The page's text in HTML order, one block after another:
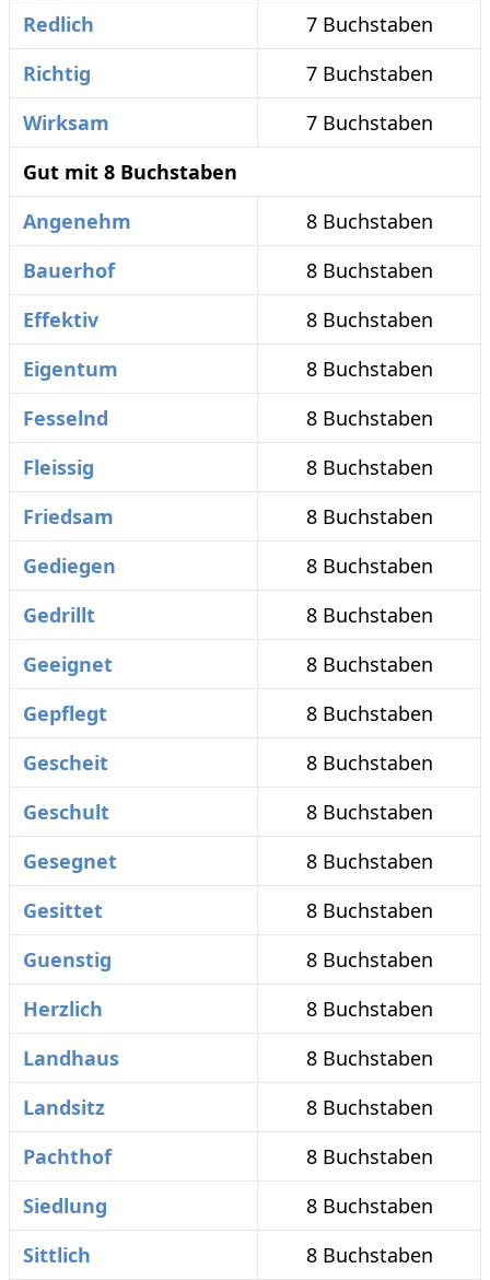
Redlich
7 Buchstaben
Richtig
7 Buchstaben
Wirksam
7 Buchstaben
Gut mit 8 Buchstaben
Angenehm
8 Buchstaben
Bauerhof
8 Buchstaben
Effektiv
8 Buchstaben
Eigentum
8 Buchstaben
Fesselnd
8 Buchstaben
Fleissig
8 Buchstaben
Friedsam
8 Buchstaben
Gediegen
8 Buchstaben
Gedrillt
8 Buchstaben
Geeignet
8 Buchstaben
Gepflegt
8 Buchstaben
Gescheit
8 Buchstaben
Geschult
8 Buchstaben
Gesegnet
8 Buchstaben
Gesittet
8 Buchstaben
Guenstig
8 Buchstaben
Herzlich
8 Buchstaben
Landhaus
8 Buchstaben
Landsitz
8 Buchstaben
Pachthof
8 Buchstaben
Siedlung
8 Buchstaben
Sittlich
8 Buchstaben